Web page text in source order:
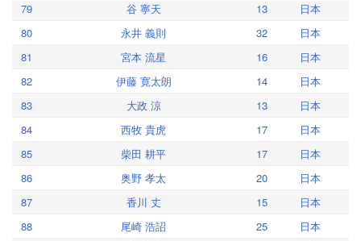
79
谷 寧天 13
日本
80
永井 義則 32
日本
81
宮本 流星 16
日本
82
伊藤 寛太朗 14
日本
83
大政 涼 13
日本
84
西牧 貴虎 17
日本
85
柴田 耕平 17
日本
86
奥野 孝太 20
日本
87
香川 丈 15
日本
88
尾崎 浩詔 25
日本